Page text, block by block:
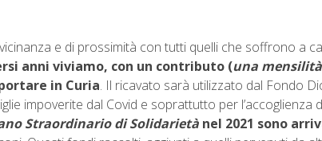
e di prossimità con tutti quelli che soffrono a
anni viviamo, con un contributo (una
in Curia. Il ricavato sarà utilizzato dal Fondo
impoverite dal Covid e soprattutto per
Straordinario di Solidarietà nel 2021 sono